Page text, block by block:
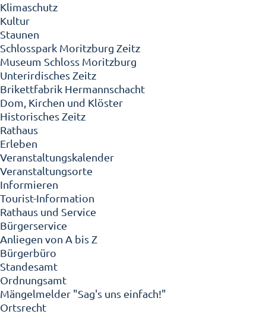
Klimaschutz
Kultur
Staunen
Schlosspark Moritzburg Zeitz
Museum Schloss Moritzburg
Unterirdisches Zeitz
Brikettfabrik Hermannschacht
Dom, Kirchen und Klöster
Historisches Zeitz
Rathaus
Erleben
Veranstaltungskalender
Veranstaltungsorte
Informieren
Tourist-Information
Rathaus und Service
Bürgerservice
Anliegen von A bis Z
Bürgerbüro
Standesamt
Ordnungsamt
Mängelmelder "Sag's uns einfach!"
Ortsrecht